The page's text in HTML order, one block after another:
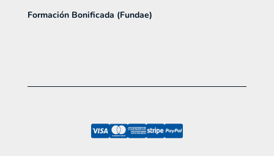
Formación Bonificada (Fundae)